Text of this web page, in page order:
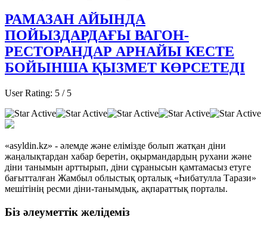
РАМАЗАН АЙЫНДА
ПОЙЫЗДАРДАҒЫ ВАГОН-
РЕСТОРАНДАР АРНАЙЫ КЕСТЕ
БОЙЫНША ҚЫЗМЕТ КӨРСЕТЕДІ
User Rating: 5 / 5
«asyldin.kz» - әлемде және елімізде болып жатқан діни
жаңалықтардан хабар беретін, оқырмандардың рухани және
діни танымын арттырып, діни сұранысын қамтамасыз етуге
бағытталған Жамбыл облыстық орталық «Һибатулла Тарази»
мешітінің ресми діни-танымдық, ақпараттық порталы.
Біз әлеуметтік желідеміз